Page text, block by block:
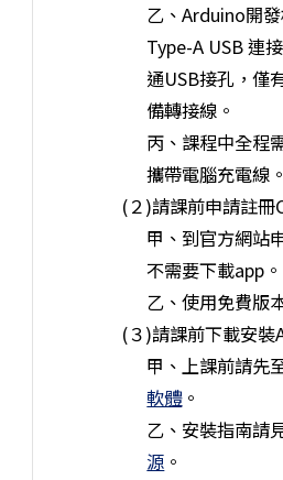
乙、Arduino開
Type-A USB 連
通USB接孔，僅
備轉接線。
丙、課程中全程
攜帶電腦充電線。
(２)請課前申請註冊
甲、到官方網站
不需要下載app。
乙、使用免費版
(３)請課前下載安裝
甲、上課前請先
軟體。
乙、安裝指南請
源 。